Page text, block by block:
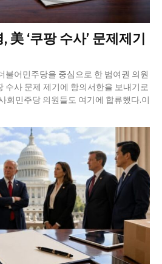
‘쿠팡 수사’ 문제제기
불어민주당을 중심으로 한 범여권 의원
수사 문제 제기에 항의서한을 보내기로
회민주당 의원들도 여기에 합류했다.이